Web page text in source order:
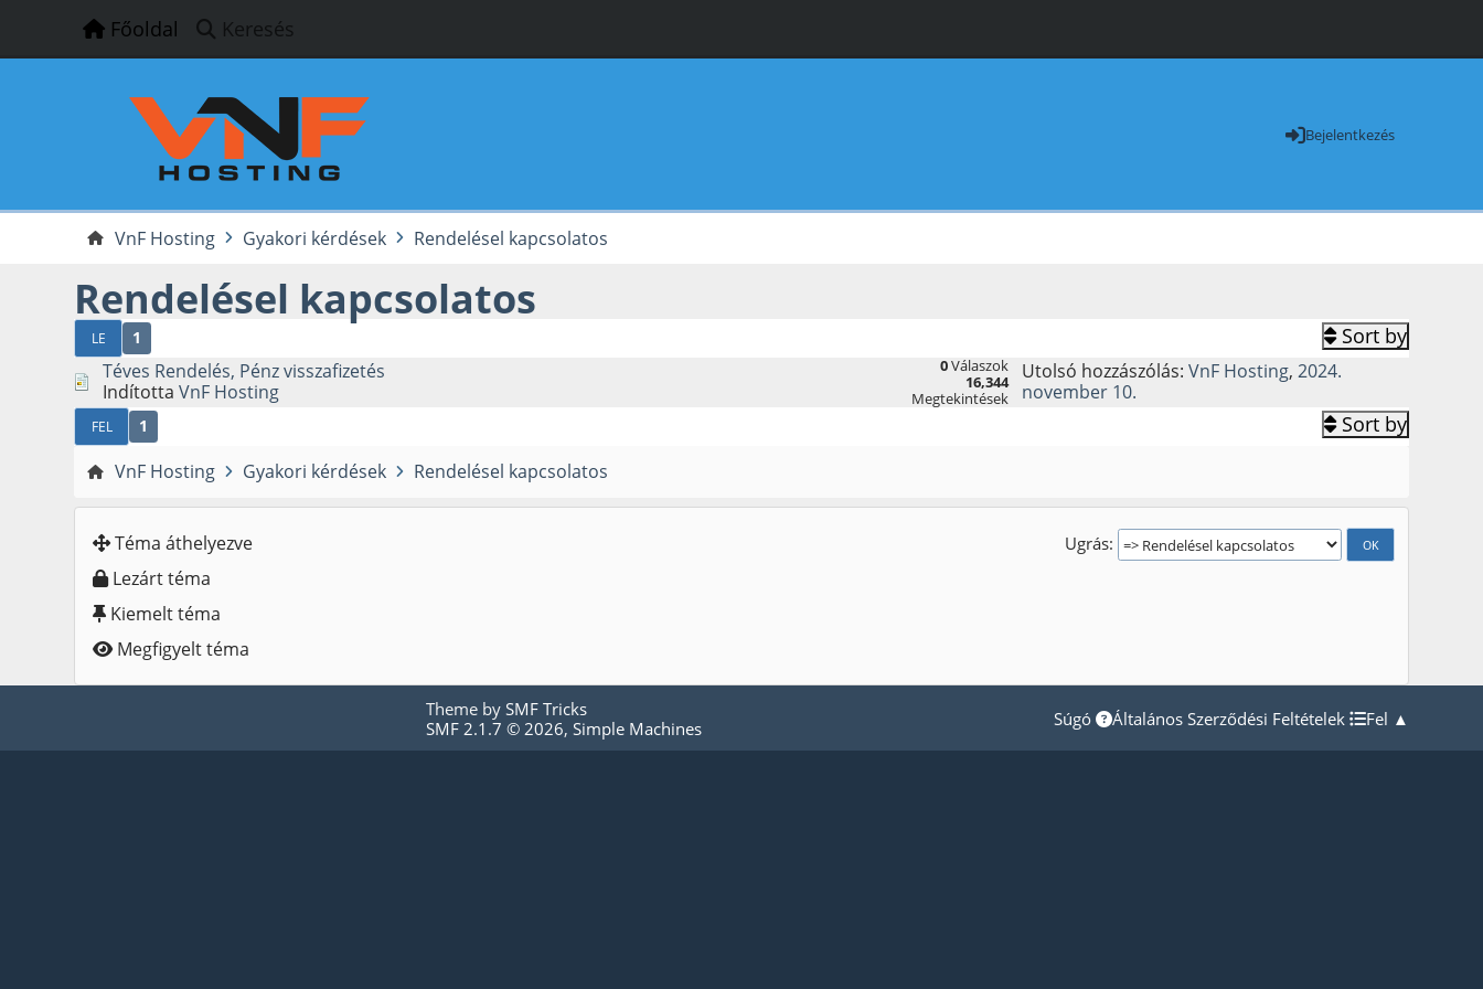
Főoldal Keresés
Bejelentkezés
VnF Hosting Gyakori kérdések Rendelésel kapcsolatos
Rendelésel kapcsolatos
LE 1 Sort by
Téves Rendelés, Pénz visszafizetés
IndítottaVnF Hosting
0Válaszok
16,344
Megtekintések
Utolsó hozzászólás: VnF Hosting, 2024.
november 10.
FEL 1 Sort by
VnF Hosting Gyakori kérdések Rendelésel kapcsolatos
Ugrás
Téma áthelyezve
Lezárt téma
Kiemelt téma
Megfigyelt téma
Theme by SMF Tricks
SMF 2.1.7 © 2026, Simple Machines Súgó Általános Szerződési Feltételek Fel ▲